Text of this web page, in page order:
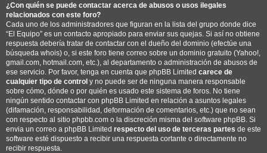
¿Con quién se puede contactar acerca de abusos o usos ilegales
relacionados con este foro?
Cada uno de los administradores que figuran en la lista del grupo donde dice
“El Equipo” es un contacto apropiado para enviar sus quejas. Si así no obtiene
respuesta debería tratar de contactar con el dueño del dominio (efectúe una
búsqueda whois) o, si este foro tiene correo sobre un dominio gratuito (Yahoo!,
gmail.com, hotmail.com, etc.), al departamento o administración de abusos de
ese servicio. Por favor, tenga en cuenta que phpBB Limited carece de
cualquier tipo de control y no puede ser de ninguna manera responsable
sobre cómo, dónde o por quién es usado este sistema de foros. No tiene
ningún sentido contactar con phpBB Limited en relación a asuntos legales
(difamación, responsabilidad, deformación de comentarios, etc.) que no sean
con respecto al sitio phpbb.com o la discreción misma del software phpBB. Si
envia un correo a phpBB Limited respecto del uso de terceras partes de este
software esté dispuesto a recibir una respuesta cortante o directamente no
recibir respuesta.